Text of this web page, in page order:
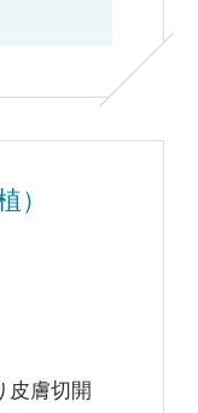
）
皮膚切開